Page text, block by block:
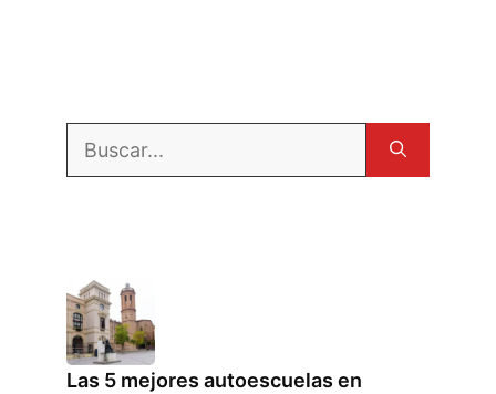
Las 5 mejores autoescuelas en